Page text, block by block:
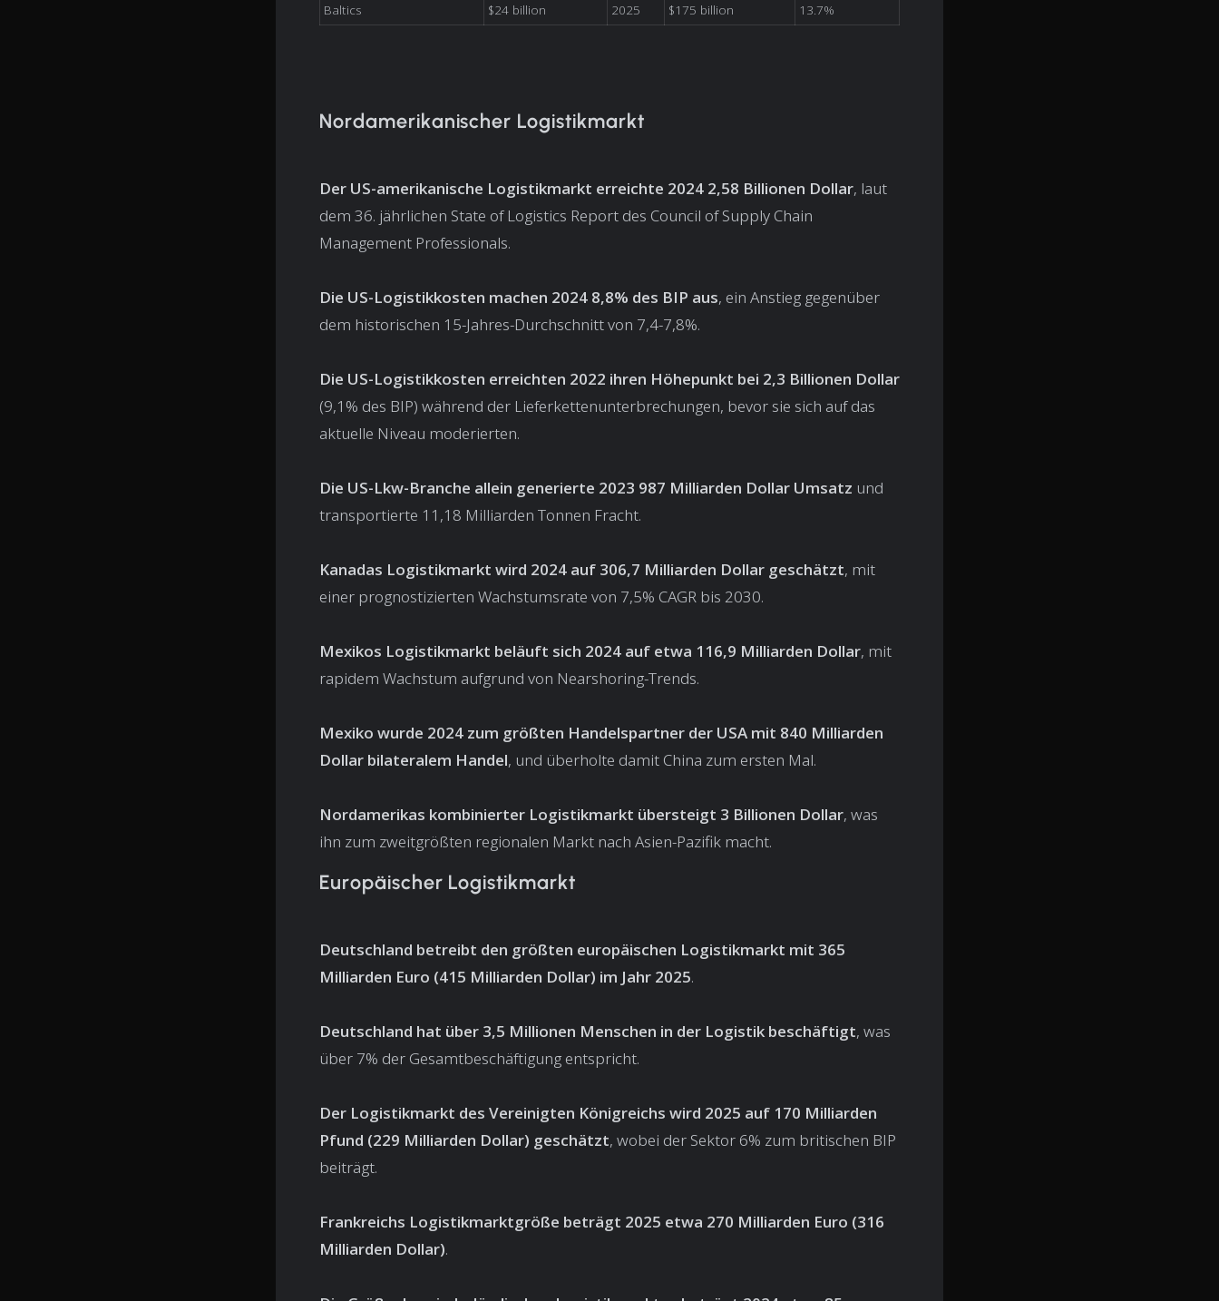
Baltics
$24 billion 2025 $175 billion 13.7%
Nordamerikanischer Logistikmarkt
Der US-amerikanische Logistikmarkt erreichte 2024 2,58 Billionen Dollar, laut
dem 36. jährlichen State of Logistics Report des Council of Supply Chain
Management Professionals.
Die US-Logistikkosten machen 2024 8,8% des BIP aus, ein Anstieg gegenüber
dem historischen 15-Jahres-Durchschnitt von 7,4-7,8%.
Die US-Logistikkosten erreichten 2022 ihren Höhepunkt bei 2,3 Billionen Dollar
(9,1% des BIP) während der Lieferkettenunterbrechungen, bevor sie sich auf das
aktuelle Niveau moderierten.
Die US-Lkw-Branche allein generierte 2023 987 Milliarden Dollar Umsatz und
transportierte 11,18 Milliarden Tonnen Fracht.
Kanadas Logistikmarkt wird 2024 auf 306,7 Milliarden Dollar geschätzt, mit
einer prognostizierten Wachstumsrate von 7,5% CAGR bis 2030.
Mexikos Logistikmarkt beläuft sich 2024 auf etwa 116,9 Milliarden Dollar, mit
rapidem Wachstum aufgrund von Nearshoring-Trends.
Mexiko wurde 2024 zum größten Handelspartner der USA mit 840 Milliarden
Dollar bilateralem Handel, und überholte damit China zum ersten Mal.
Nordamerikas kombinierter Logistikmarkt übersteigt 3 Billionen Dollar, was
ihn zum zweitgrößten regionalen Markt nach Asien-Pazifik macht.
Europäischer Logistikmarkt
Deutschland betreibt den größten europäischen Logistikmarkt mit 365
Milliarden Euro (415 Milliarden Dollar) im Jahr 2025.
Deutschland hat über 3,5 Millionen Menschen in der Logistik beschäftigt, was
über 7% der Gesamtbeschäftigung entspricht.
Der Logistikmarkt des Vereinigten Königreichs wird 2025 auf 170 Milliarden
Pfund (229 Milliarden Dollar) geschätzt, wobei der Sektor 6% zum britischen BIP
beiträgt.
Frankreichs Logistikmarktgröße beträgt 2025 etwa 270 Milliarden Euro (316
Milliarden Dollar).